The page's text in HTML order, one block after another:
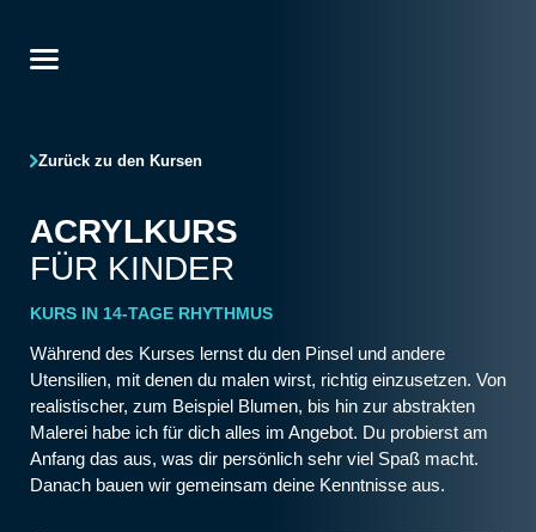
Zurück zu den Kursen
ACRYLKURS
FÜR KINDER
KURS IN 14-TAGE RHYTHMUS
Während des Kurses lernst du den Pinsel und andere
Utensilien, mit denen du malen wirst, richtig einzusetzen. Von
realistischer, zum Beispiel Blumen, bis hin zur abstrakten
Malerei habe ich für dich alles im Angebot. Du probierst am
Anfang das aus, was dir persönlich sehr viel Spaß macht.
Danach bauen wir gemeinsam deine Kenntnisse aus.